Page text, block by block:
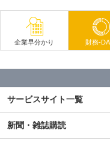
企業早分かり 財務-
サービスサイト一覧
新聞・雑誌購読